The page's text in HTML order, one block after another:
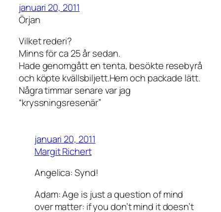
januari 20, 2011
Örjan
Vilket rederi?
Minns för ca 25 år sedan.
Hade genomgått en tenta, besökte resebyrå
och köpte kvällsbiljett.Hem och packade lätt.
Några timmar senare var jag
“kryssningsresenär”
januari 20, 2011
Margit Richert
Angelica: Synd!
Adam: Age is just a question of mind
over matter: if you don’t mind it doesn’t